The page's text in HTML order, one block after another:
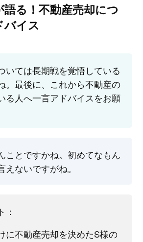
語る！不動産売却につ
バイス
いては長期戦を覚悟している
。最後に、これから不動産の
る人へ一言アドバイスをお願
ことですかね。初めてなもん
ないですがね。
：
に不動産売却を決めたS様の